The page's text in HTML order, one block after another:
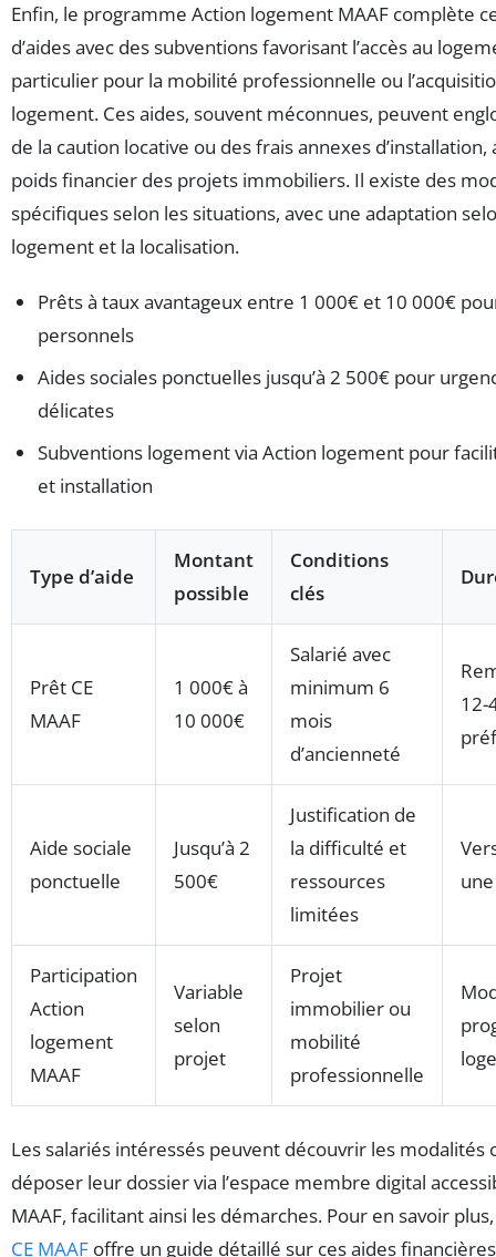
Enfin, le programme Action logement MAAF complète
d’aides avec des subventions favorisant l’accès au
particulier pour la mobilité professionnelle ou
logement. Ces aides, souvent méconnues, peuvent
de la caution locative ou des frais annexes d’installation,
poids financier des projets immobiliers. Il existe des
spécifiques selon les situations, avec une adaptation
logement et la localisation.
Prêts à taux avantageux entre 1 000€ et 10 000€
personnels
Aides sociales ponctuelles jusqu’à 2 500€ pour
délicates
Subventions logement via Action logement pour
et installation
Type d’aide
Montant
possible
Conditions
clés
Prêt CE
MAAF
1 000€ à
10 000€
Salarié avec
minimum 6
mois
d’ancienneté
12-
Aide sociale
ponctuelle
Jusqu’à 2
500€
Justification de
la difficulté et
ressources
limitées
Participation
Action
logement
MAAF
Variable
selon
projet
Projet
immobilier ou
mobilité
professionnelle
Les salariés intéressés peuvent découvrir les modalités
déposer leur dossier via l’espace membre digital
MAAF, facilitant ainsi les démarches. Pour en savoir
CE MAAF offre un guide détaillé sur ces aides